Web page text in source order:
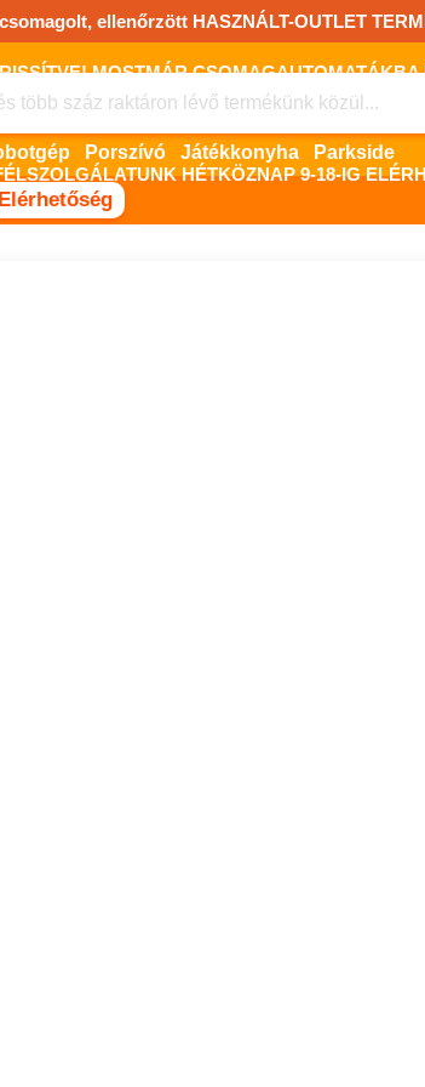
ellenőrzött HASZNÁLT-OUTLET
FRISSÍTVE! MOSTMÁR CSOMAGAUTOMATÁKBA
ONLINE BANKKÁRTYÁVAL LEHETSÉGES,
HÉTKÖZNAP 9-18-IG
Porszívó Játékkonyha Parkside
Elérhetőség